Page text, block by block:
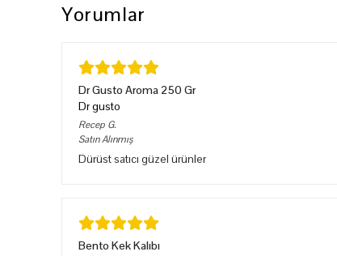
Yorumlar
Dr Gusto Aroma 250 Gr
Dr gusto
Recep G.
Satın Alınmış
Dürüst satıcı güzel ürünler
Bento Kek Kalıbı